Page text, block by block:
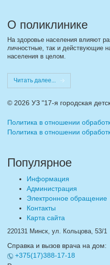
О поликлинике
На здоровье населения влияют
личностные, так и действующие
населения в целом.
Читать далее...
© 2026 УЗ "17-я городская
Политика в отношении
Политика в отношении
Популярное
Информация
Администрация
Электронное обращение
Контакты
Карта сайта
220131 Минск, ул. Кольцова, 53/1
Справка и вызов врача на дом:
+375(17)388-17-18